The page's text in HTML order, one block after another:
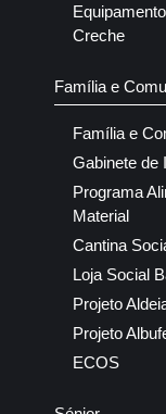
Creche
Família e
Família e
Gabinete de
Programa
Material
Cantina
Loja Social
Projeto
Projeto
ECOS